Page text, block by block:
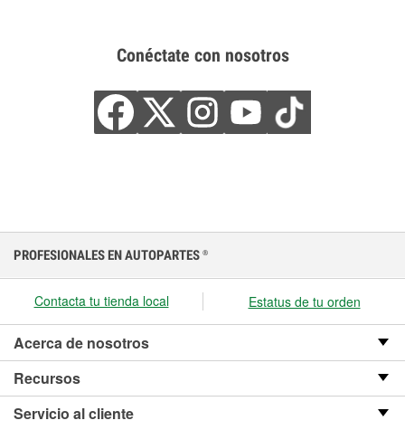
Conéctate con nosotros
PROFESIONALES EN AUTOPARTES ®
Contacta tu tienda local Estatus de tu orden
Acerca de nosotros
Recursos
Servicio al cliente